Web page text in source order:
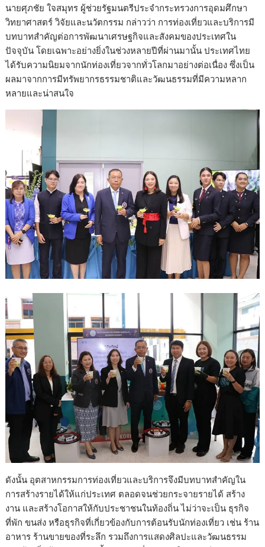
นายศุภชัย ใจสมุทร ผู้ช่วยรัฐมนตรีประจำกระทรวงการอุดมศึกษา
วิทยาศาสตร์ วิจัยและนวัตกรรม กล่าวว่า การท่องเที่ยวและบริการมี
บทบาทสำคัญต่อการพัฒนาเศรษฐกิจและสังคมของประเทศใน
ปัจจุบัน โดยเฉพาะอย่างยิ่งในช่วงหลายปีที่ผ่านมานั้น ประเทศไทย
ได้รับความนิยมจากนักท่องเที่ยวจากทั่วโลกมาอย่างต่อเนื่อง ซึ่งเป็น
ผลมาจากการมีทรัพยากรธรรมชาติและวัฒนธรรมที่มีความหลาก
หลายและน่าสนใจ
ดังนั้น อุตสาหกรรมการท่องเที่ยวและบริการจึงมีบทบาทสำคัญใน
การสร้างรายได้ให้แก่ประเทศ ตลอดจนช่วยกระจายรายได้ สร้าง
งาน และสร้างโอกาสให้กับประชาชนในท้องถิ่น ไม่ว่าจะเป็น ธุรกิจ
ที่พัก ขนส่ง หรือธุรกิจที่เกี่ยวข้องกับการต้อนรับนักท่องเที่ยว เช่น ร้าน
อาหาร ร้านขายของที่ระลึก รวมถึงการแสดงศิลปะและวัฒนธรรม